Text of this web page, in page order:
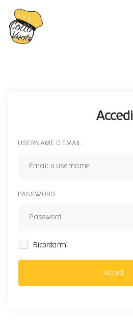
Accedi
USERNAME O EMAIL
PASSWORD
Ricordarmi
Accedi